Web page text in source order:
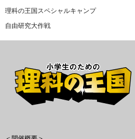
理科の王国スペシャルキャンプ
自由研究大作戦